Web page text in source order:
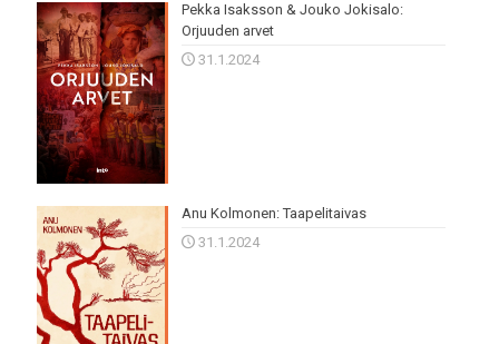
Pekka Isaksson & Jouko Jokisalo:
Orjuuden arvet
31.1.2024
Anu Kolmonen: Taapelitaivas
31.1.2024